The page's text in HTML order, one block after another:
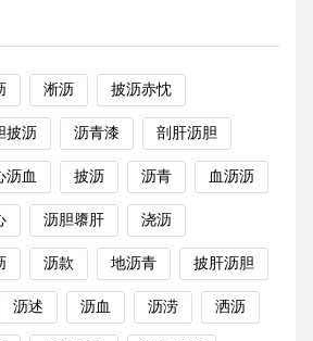
淅沥 披沥赤忱
披沥 沥青漆 剖肝沥胆
沥血 披沥 沥青 血沥沥
沥胆隳肝 浇沥
沥款 地沥青 披肝沥胆
沥述 沥血 沥涝 洒沥